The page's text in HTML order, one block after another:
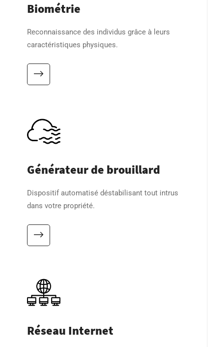
Biométrie
Reconnaissance des individus grâce à leurs
caractéristiques physiques.
Générateur de brouillard
Dispositif automatisé déstabilisant tout intrus
dans votre propriété.
Réseau Internet